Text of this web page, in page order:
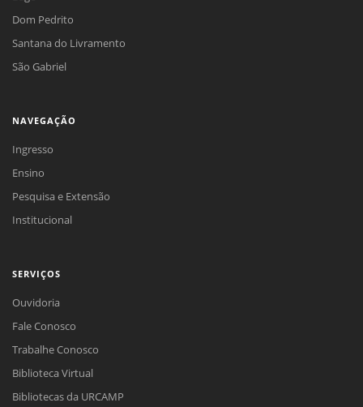
Dom Pedrito
Santana do Livramento
São Gabriel
NAVEGAÇÃO
Ingresso
Ensino
Pesquisa e Extensão
Institucional
SERVIÇOS
Ouvidoria
Fale Conosco
Trabalhe Conosco
Biblioteca Virtual
Bibliotecas da URCAMP